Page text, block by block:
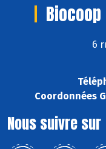
6
Coordonnées
Nous suivre sur